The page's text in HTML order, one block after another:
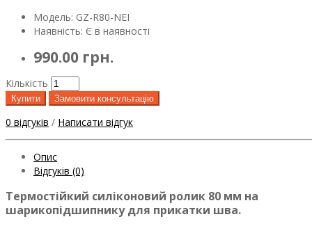
Модель: GZ-R80-NEI
Наявність: Є в наявності
990.00 грн.
Кількість
Купити Замовити консультацію
0 відгуків / Написати відгук
Опис
Відгуків (0)
Термостійкий силіконовий ролик 80 мм на
шарикопідшипнику для прикатки шва.